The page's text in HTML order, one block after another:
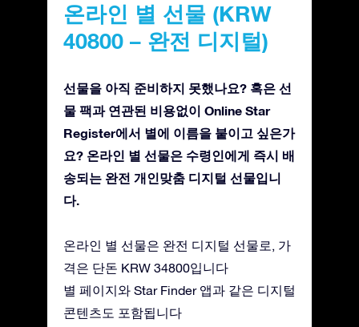
온라인 별 선물 (KRW
40800 – 완전 디지털)
선물을 아직 준비하지 못했나요? 혹은 선
물 팩과 연관된 비용없이 Online Star
Register에서 별에 이름을 붙이고 싶은가
요? 온라인 별 선물은 수령인에게 즉시 배
송되는 완전 개인맞춤 디지털 선물입니
다.
온라인 별 선물은 완전 디지털 선물로, 가
격은 단돈 KRW 34800입니다
별 페이지와 Star Finder 앱과 같은 디지털
콘텐츠도 포함됩니다